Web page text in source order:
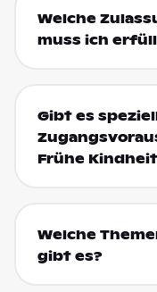
Welche
muss ich
Gibt es
Frühe
Welche
gibt es?